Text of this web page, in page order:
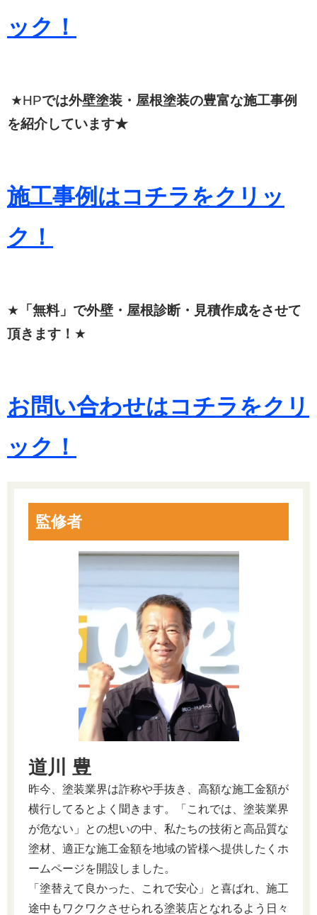
ック！
★HPでは外壁塗装・屋根塗装の豊富な施工事例
を紹介しています★
施工事例はコチラをクリッ
ク！
★ 「無料」で外壁・屋根診断・見積作成をさせて
頂きます！ ★
お問い合わせはコチラをクリ
ック！
監修者
道川 豊
昨今、塗装業界は詐称や手抜き、高額な施工金額が
横行してるとよく聞きます。「これでは、塗装業界
が危ない」との想いの中、私たちの技術と高品質な
塗材、適正な施工金額を地域の皆様へ提供したくホ
ームページを開設しました。
「塗替えて良かった、これで安心」と喜ばれ、施工
途中もワクワクさせられる塗装店となれるよう日々